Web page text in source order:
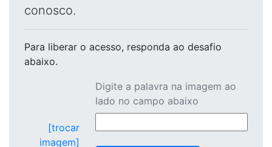
conosco.
Para liberar o acesso, responda ao desafio
abaixo.
[trocar
imagem]
Digite a palavra na imagem ao
lado no campo abaixo